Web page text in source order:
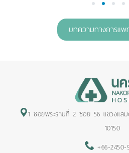
1 2 3 4
บทความทางการแ
1 ซอยพระรามที่ 2 ซอย 56 แขวงแสม
10150
+66-2450-